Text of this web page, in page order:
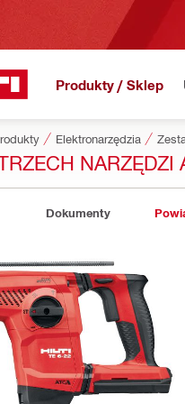
Produkty / Sklep
Elektronarzędzia
Dokumenty